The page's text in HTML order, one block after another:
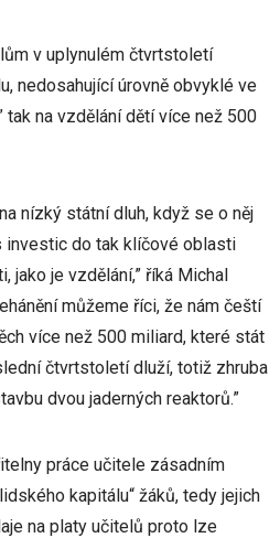
v uplynulém čtvrtstoletí
nedosahující úrovně obvyklé ve
tak na vzdělání dětí více než 500
nízký státní dluh, když se o něj
do tak klíčové oblasti
jako je vzdělání,” říká Michal
můžeme říci, že nám čeští
více než 500 miliard, které stát
čtvrtstoletí dluží, totiž zhruba
dvou jaderných reaktorů.”
práce učitele zásadním
kapitálu“ žáků, tedy jejich
na platy učitelů proto lze